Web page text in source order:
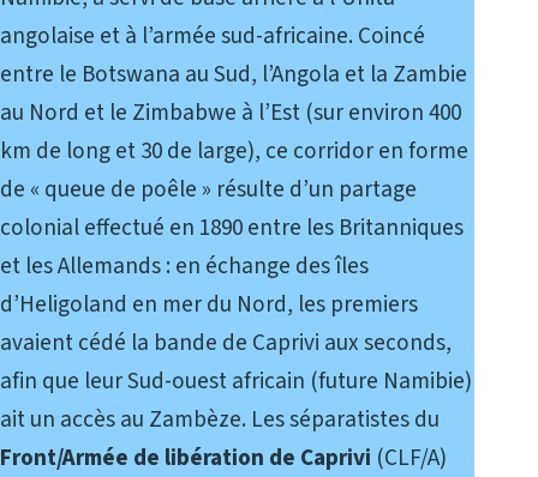
angolaise et à l’armée sud-africaine. Coincé
entre le Botswana au Sud, l’Angola et la Zambie
au Nord et le Zimbabwe à l’Est (sur environ 400
km de long et 30 de large), ce corridor en forme
de « queue de poêle » résulte d’un partage
colonial effectué en 1890 entre les Britanniques
et les Allemands : en échange des îles
d’Heligoland en mer du Nord, les premiers
avaient cédé la bande de Caprivi aux seconds,
afin que leur Sud-ouest africain (future Namibie)
ait un accès au Zambèze. Les séparatistes du
Front/Armée de libération de Caprivi (CLF/A)